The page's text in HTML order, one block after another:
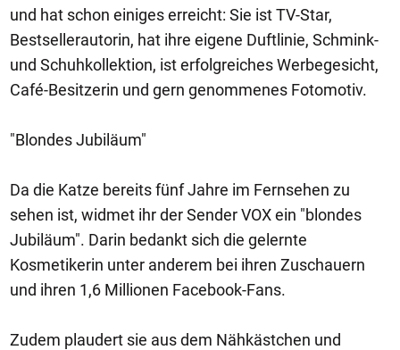
und hat schon einiges erreicht: Sie ist TV-Star,
Bestsellerautorin, hat ihre eigene Duftlinie, Schmink-
und Schuhkollektion, ist erfolgreiches Werbegesicht,
Café-Besitzerin und gern genommenes Fotomotiv.
"Blondes Jubiläum"
Da die Katze bereits fünf Jahre im Fernsehen zu
sehen ist, widmet ihr der Sender VOX ein "blondes
Jubiläum". Darin bedankt sich die gelernte
Kosmetikerin unter anderem bei ihren Zuschauern
und ihren 1,6 Millionen Facebook-Fans.
Zudem plaudert sie aus dem Nähkästchen und